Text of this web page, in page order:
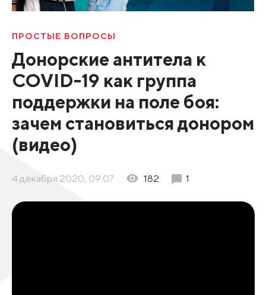
ПРОСТЫЕ ВОПРОСЫ
Донорские антитела к
COVID-19 как группа
поддержки на поле боя:
зачем становиться донором
(видео)
4 декабря 2020, 09:07 182 1